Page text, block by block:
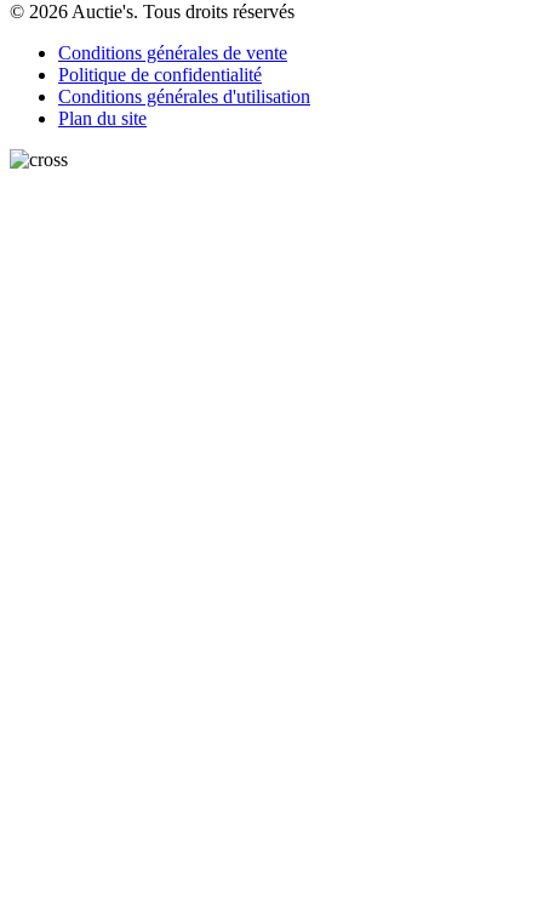
© 2026 Auctie's. Tous droits réservés
Conditions générales de vente
Politique de confidentialité
Conditions générales d'utilisation
Plan du site